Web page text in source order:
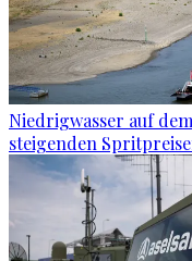
Niedrigwasser auf
steigenden